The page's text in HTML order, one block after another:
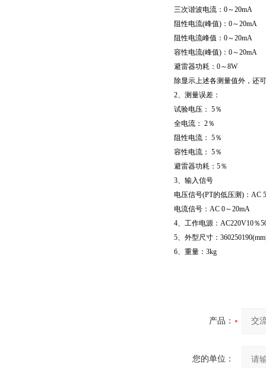
三次谐波电流：0～20mA
阻性电流(峰值)：0～20mA
阻性电流峰值：0～20mA
容性电流(峰值)：0～20mA
避雷器功耗：0～8W
除显示上述各测量值外，还
2、测量误差：
试验电压： 5％
全电流： 2％
阻性电流： 5％
容性电流： 5％
避雷器功耗：5％
3、输入信号
电压信号(PT的低压测)：AC
电流信号：AC 0～20mA
4、工作电源：AC220V10％
5、外型尺寸：
6、重量：3kg
产品：
您的单位：